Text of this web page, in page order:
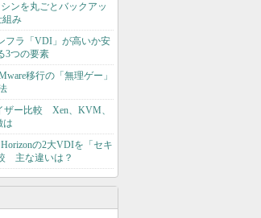
ンを丸ごとバックアッ
組み
フラ「VDI」が高いか安
3つの要素
移行の「無理ゲー」
ザー比較 Xen、KVM、
は
の2大VDIを「セキ
主な違いは？